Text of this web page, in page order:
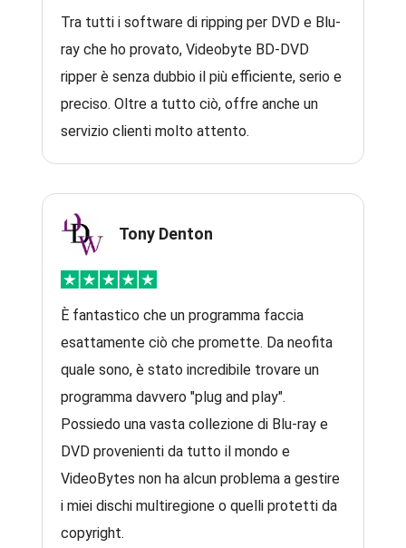
Tra tutti i software di ripping per DVD e Blu-
ray che ho provato, Videobyte BD-DVD
ripper è senza dubbio il più efficiente, serio e
preciso. Oltre a tutto ciò, offre anche un
servizio clienti molto attento.
Tony Denton
È fantastico che un programma faccia
esattamente ciò che promette. Da neofita
quale sono, è stato incredibile trovare un
programma davvero "plug and play".
Possiedo una vasta collezione di Blu-ray e
DVD provenienti da tutto il mondo e
VideoBytes non ha alcun problema a gestire
i miei dischi multiregione o quelli protetti da
copyright.